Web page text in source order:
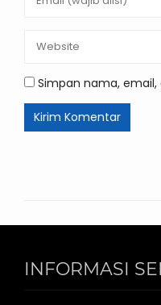
Simpan nama,
INFORMASI